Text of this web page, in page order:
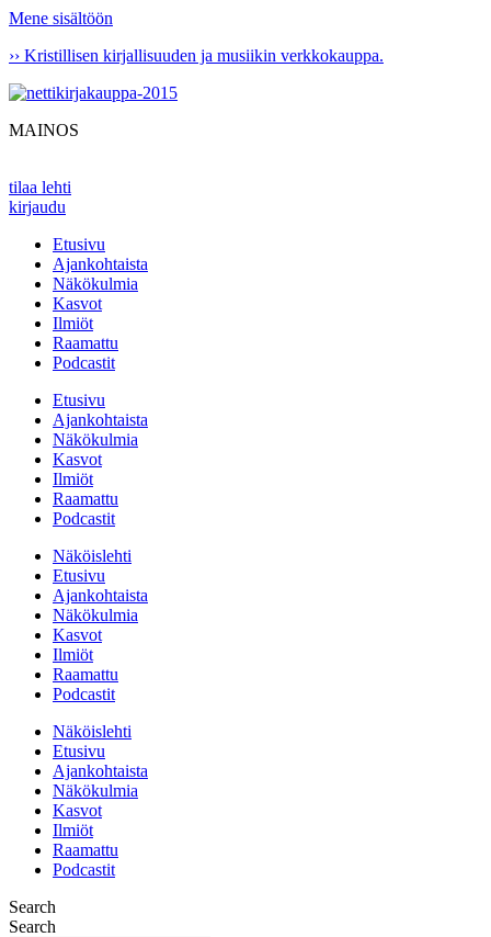
Mene sisältöön
›› Kristillisen kirjallisuuden ja musiikin verkkokauppa.
MAINOS
tilaa lehti
kirjaudu
Etusivu
Ajankohtaista
Näkökulmia
Kasvot
Ilmiöt
Raamattu
Podcastit
Etusivu
Ajankohtaista
Näkökulmia
Kasvot
Ilmiöt
Raamattu
Podcastit
Näköislehti
Etusivu
Ajankohtaista
Näkökulmia
Kasvot
Ilmiöt
Raamattu
Podcastit
Näköislehti
Etusivu
Ajankohtaista
Näkökulmia
Kasvot
Ilmiöt
Raamattu
Podcastit
Search
Search